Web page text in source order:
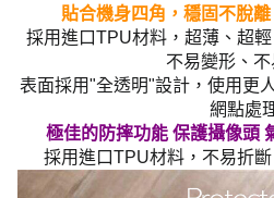
貼合機身四角，穩固不脫
採用進口TPU材料，超薄、超
不易變形、
表面採用"全透明"設計，使用更
網點處
極佳的防摔功能 保護攝像頭
採用進口TPU材料，不易折